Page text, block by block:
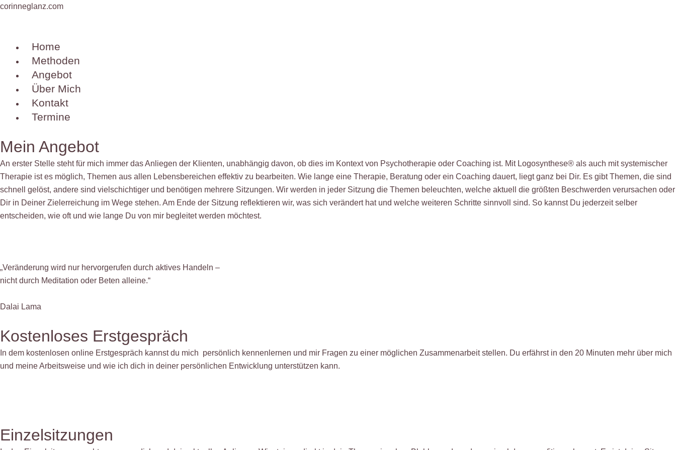
Zum
corinneglanz.com
Menü
Home
Methoden
Angebot
Über Mich
Kontakt
Termine
Mein Angebot
An erster Stelle steht für mich immer das Anliegen der Klienten, unabhängig davon, ob dies im Kontext von Psychotherapie oder Coaching ist. Mit Logosynthese® als auch mit systemischer
Therapie ist es möglich, Themen aus allen Lebensbereichen effektiv zu bearbeiten. Wie lange eine Therapie, Beratung oder ein Coaching dauert, liegt ganz bei Dir. Es gibt Themen, die sind
schnell gelöst, andere sind vielschichtiger und benötigen mehrere Sitzungen. Wir werden in jeder Sitzung die Themen beleuchten, welche aktuell die größten Beschwerden verursachen oder
Dir in Deiner Zielerreichung im Wege stehen. Am Ende der Sitzung reflektieren wir, was sich verändert hat und welche weiteren Schritte sinnvoll sind. So kannst Du jederzeit selber
entscheiden, wie oft und wie lange Du von mir begleitet werden möchtest.
„Veränderung wird nur hervorgerufen durch aktives Handeln –
nicht durch Meditation oder Beten alleine.“
Dalai Lama
Kostenloses Erstgespräch
In dem kostenlosen online Erstgespräch kannst du mich persönlich kennenlernen und mir Fragen zu einer möglichen Zusammenarbeit stellen. Du erfährst in den 20 Minuten mehr über mich
und meine Arbeitsweise und wie ich dich in deiner persönlichen Entwicklung unterstützen kann.
Einzelsitzungen